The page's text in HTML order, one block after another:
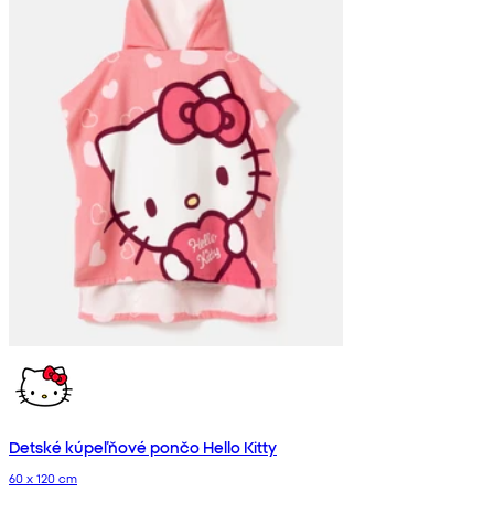
Detské kúpeľňové pončo Hello Kitty
60 x 120 cm